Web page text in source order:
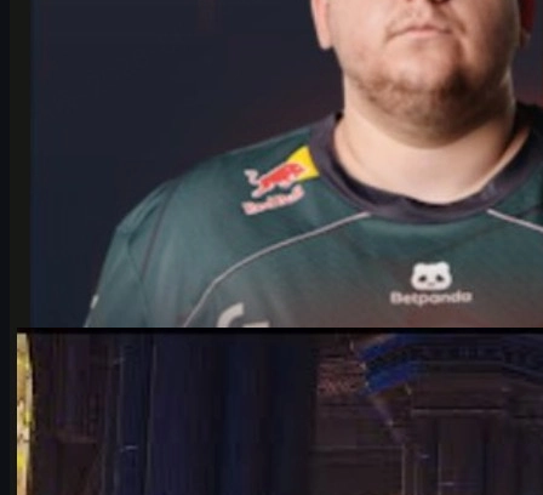
porMichael
Counter-Strike 2junio 17, 2026
Falcons vs Vitality: el duelo CS2 que define el Major
Análisis profundo del Falcons vs Vitality en IEM Cologne Major
2026: historia, claves tácticas, karrigan vs ropz y cómo vivir el
partido como fan de CS2.